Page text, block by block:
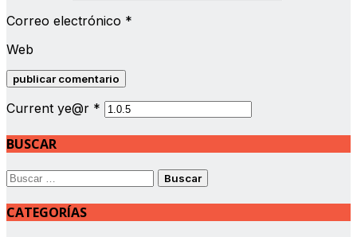
Correo electrónico *
Web
Current ye@r *
BUSCAR
Buscar:
CATEGORÍAS